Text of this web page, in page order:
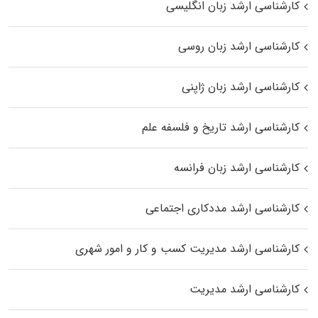
کارشناسی ارشد زبان انگلیسی
کارشناسی ارشد زبان روسی
کارشناسی ارشد زبان ژاپنی
کارشناسی ارشد تاریخ و فلسفه علم
کارشناسی ارشد زبان فرانسه
کارشناسی ارشد مددکاری اجتماعی
کارشناسی ارشد مدیریت کسب و کار و امور شهری
کارشناسی ارشد مدیریت